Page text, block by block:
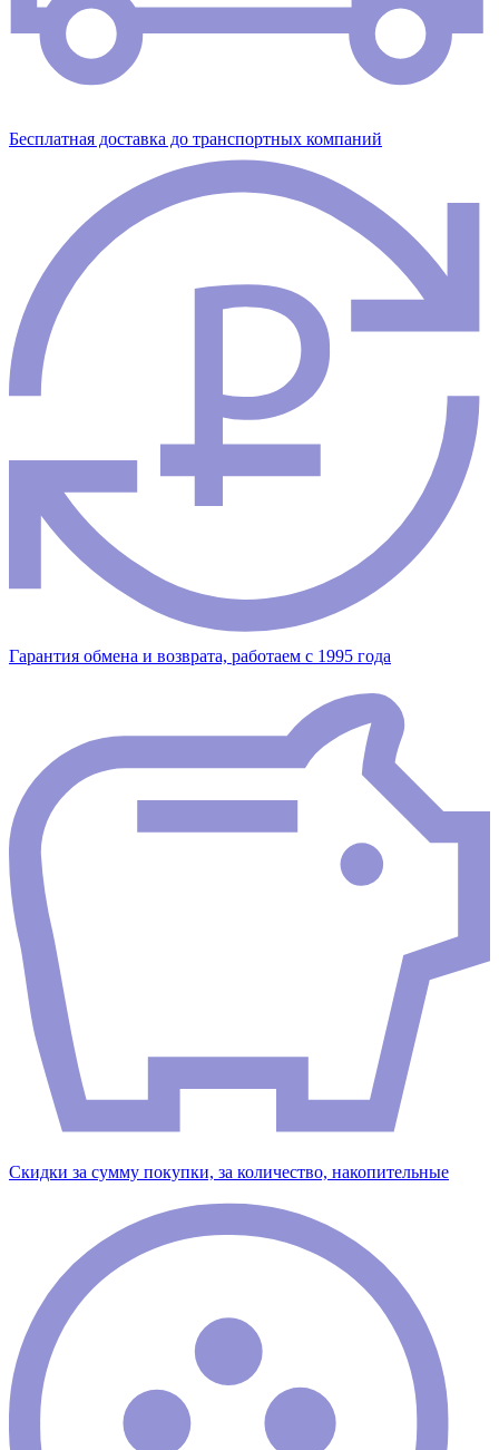
Бесплатная доставка до транспортных компаний
Гарантия обмена и возврата, работаем с 1995 года
Скидки за сумму покупки, за количество, накопительные